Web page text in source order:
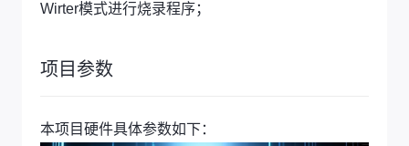
Wirter模式进行烧录程序；
项目参数
本项目硬件具体参数如下：